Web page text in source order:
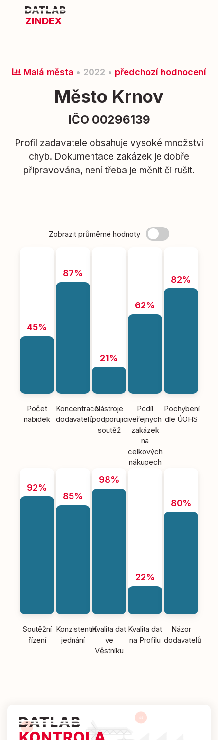
ZINDEX
Malá města • 2022 • předchozí hodnocení
Město Krnov
IČO 00296139
Profil zadavatele obsahuje vysoké množství
chyb. Dokumentace zakázek je dobře
připravována, není třeba je měnit či rušit.
Zobrazit průměrné hodnoty
45%
Počet
nabídek
87%
Koncentrace
dodavatelů
21%
Nástroje
podporující
soutěž
62%
Podíl
veřejných
zakázek
na
celkových
nákupech
82%
Pochybení
dle ÚOHS
92%
Soutěžní
řízení
85%
Konzistentní
jednání
98%
Kvalita dat
ve
Věstníku
22%
Kvalita dat
na Profilu
80%
Názor
dodavatelů